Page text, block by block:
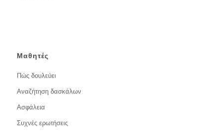
Μαθητές
Πώς δουλεύει
Αναζήτηση δασκάλων
Ασφάλεια
Συχνές ερωτήσεις